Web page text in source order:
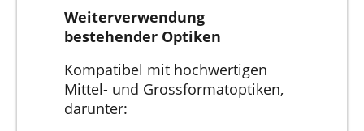
Weiterverwendung
bestehender Optiken
Kompatibel mit hochwertigen
Mittel- und Grossformatoptiken,
darunter: